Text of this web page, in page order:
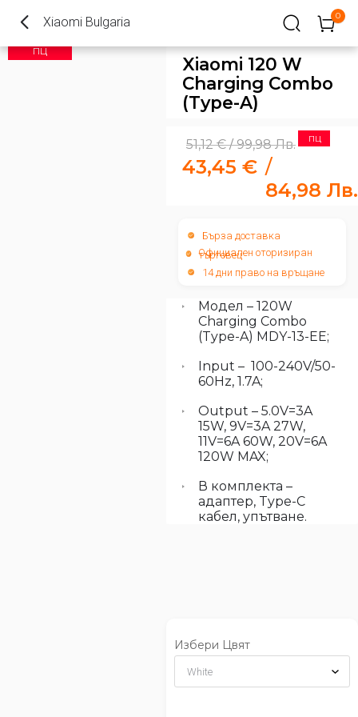
Xiaomi Bulgaria 0
ПЦ
Xiaomi 120 W
Charging Combo
(Type-A)
ПЦ
51,12€/99,98Лв.
43,45 € /
84,98 Лв.
Бърза доставка
Официален оторизиран
търговец
14 дни право на връщане
Модел – 120W
Charging Combo
(Type-A) MDY-13-EE;
Input – 100-240V/50-
60Hz, 1.7A;
Output – 5.0V=3A
15W, 9V=3A 27W,
11V=6A 60W, 20V=6A
120W MAX;
В комплекта –
адаптер, Type-C
кабел, упътване.
Избери Цвят